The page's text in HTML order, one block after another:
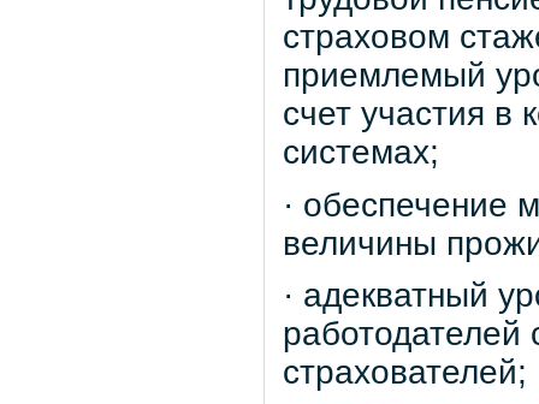
страховом
приемлемый
счет участия в
системах;
· обеспечение
величины
· адекватный
страхователей;